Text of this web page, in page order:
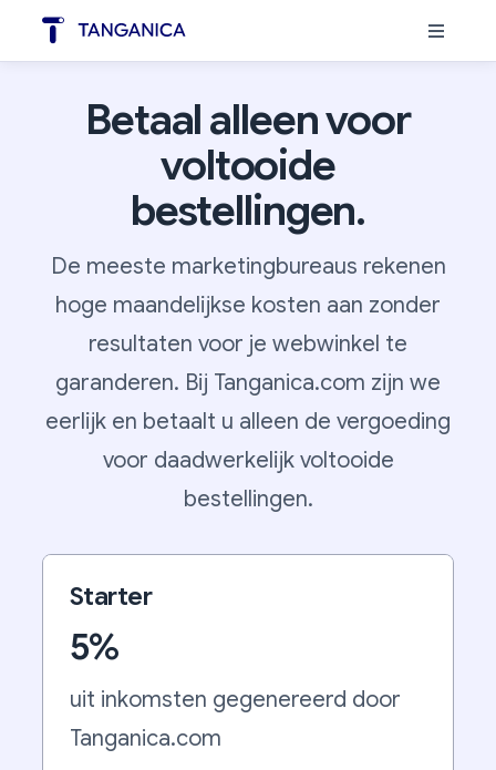
Betaal alleen voor
voltooide
bestellingen.
De meeste marketingbureaus rekenen
hoge maandelijkse kosten aan zonder
resultaten voor je webwinkel te
garanderen. Bij Tanganica.com zijn we
eerlijk en betaalt u alleen de vergoeding
voor daadwerkelijk voltooide
bestellingen.
Starter
5%
uit inkomsten gegenereerd door
Tanganica.com